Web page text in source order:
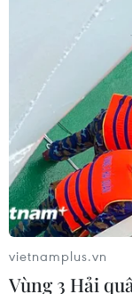
vietnamplus.vn
Vùng 3 Hải